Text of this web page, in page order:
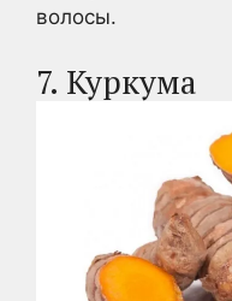
волосы.
7. Куркума